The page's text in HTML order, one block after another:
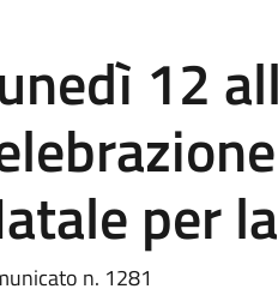
12
per
n. 1281